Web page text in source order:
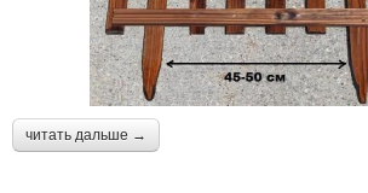
читать дальше →